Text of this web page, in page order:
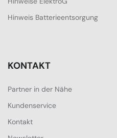
Hinweis Batterieentsorgung
KONTAKT
Partner in der Nähe
Kundenservice
Kontakt